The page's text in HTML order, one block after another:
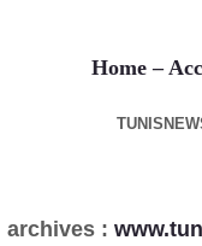
Home–
archives :